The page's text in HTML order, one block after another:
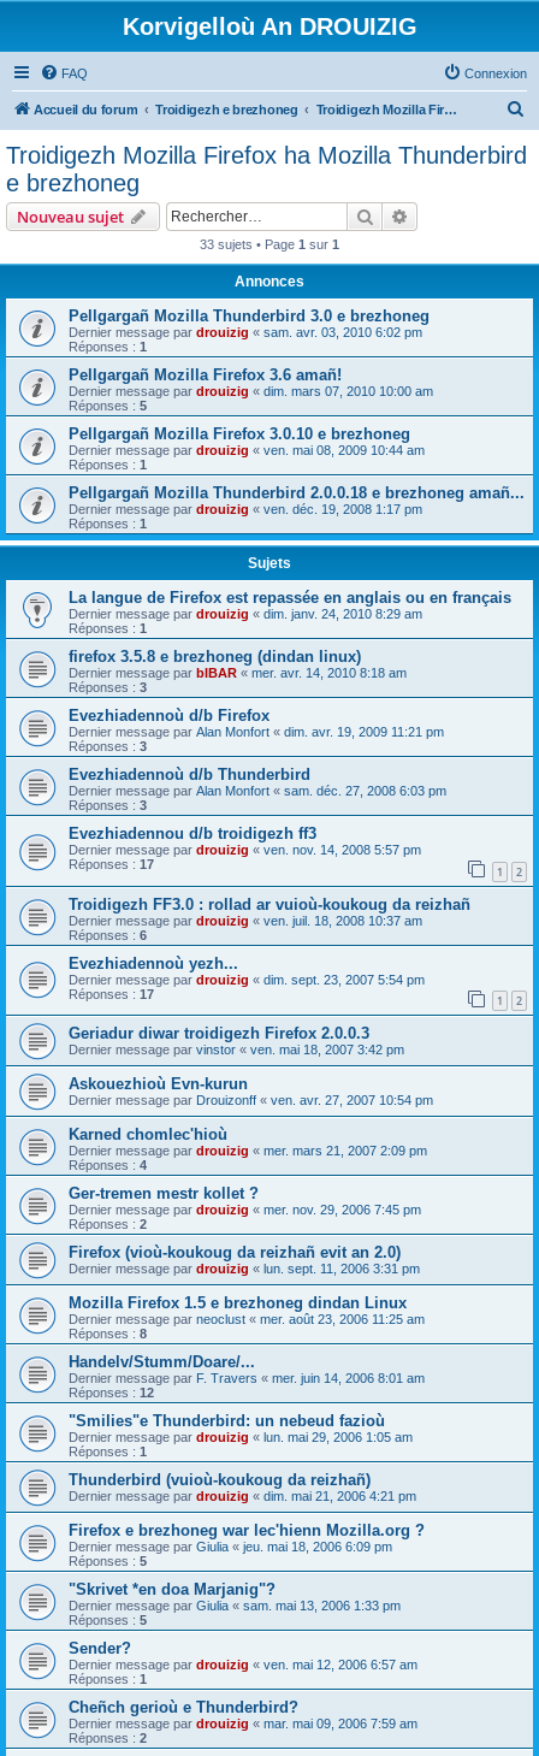
Korvigelloù An DROUIZIG
FAQ Connexion
Accueil du forum Troidigezh e brezhoneg Troidigezh Mozilla Firefox ha Mozilla Thunderbird e brezhoneg
Troidigezh Mozilla Firefox ha Mozilla Thunderbird
e brezhoneg
Nouveau sujet Rechercher
33 sujets • Page 1 sur 1
Annonces
Pellgargañ Mozilla Thunderbird 3.0 e brezhoneg
Dernier message par drouizig « sam. avr. 03, 2010 6:02 pm
Réponses : 1
Pellgargañ Mozilla Firefox 3.6 amañ!
Dernier message par drouizig « dim. mars 07, 2010 10:00 am
Réponses : 5
Pellgargañ Mozilla Firefox 3.0.10 e brezhoneg
Dernier message par drouizig « ven. mai 08, 2009 10:44 am
Réponses : 1
Pellgargañ Mozilla Thunderbird 2.0.0.18 e brezhoneg amañ...
Dernier message par drouizig « ven. déc. 19, 2008 1:17 pm
Réponses : 1
Sujets
La langue de Firefox est repassée en anglais ou en français
Dernier message par drouizig « dim. janv. 24, 2010 8:29 am
Réponses : 1
firefox 3.5.8 e brezhoneg (dindan linux)
Dernier message par bIBAR « mer. avr. 14, 2010 8:18 am
Réponses : 3
Evezhiadennoù d/b Firefox
Dernier message par Alan Monfort « dim. avr. 19, 2009 11:21 pm
Réponses : 3
Evezhiadennoù d/b Thunderbird
Dernier message par Alan Monfort « sam. déc. 27, 2008 6:03 pm
Réponses : 3
Evezhiadennou d/b troidigezh ff3
Dernier message par drouizig « ven. nov. 14, 2008 5:57 pm
Réponses : 17 1 2
Troidigezh FF3.0 : rollad ar vuioù-koukoug da reizhañ
Dernier message par drouizig « ven. juil. 18, 2008 10:37 am
Réponses : 6
Evezhiadennoù yezh...
Dernier message par drouizig « dim. sept. 23, 2007 5:54 pm
Réponses : 17 1 2
Geriadur diwar troidigezh Firefox 2.0.0.3
Dernier message par vinstor « ven. mai 18, 2007 3:42 pm
Askouezhioù Evn-kurun
Dernier message par Drouizonff « ven. avr. 27, 2007 10:54 pm
Karned chomlec'hioù
Dernier message par drouizig « mer. mars 21, 2007 2:09 pm
Réponses : 4
Ger-tremen mestr kollet ?
Dernier message par drouizig « mer. nov. 29, 2006 7:45 pm
Réponses : 2
Firefox (vioù-koukoug da reizhañ evit an 2.0)
Dernier message par drouizig « lun. sept. 11, 2006 3:31 pm
Mozilla Firefox 1.5 e brezhoneg dindan Linux
Dernier message par neoclust « mer. août 23, 2006 11:25 am
Réponses : 8
Handelv/Stumm/Doare/...
Dernier message par F. Travers « mer. juin 14, 2006 8:01 am
Réponses : 12
"Smilies"e Thunderbird: un nebeud fazioù
Dernier message par drouizig « lun. mai 29, 2006 1:05 am
Réponses : 1
Thunderbird (vuioù-koukoug da reizhañ)
Dernier message par drouizig « dim. mai 21, 2006 4:21 pm
Firefox e brezhoneg war lec'hienn Mozilla.org ?
Dernier message par Giulia « jeu. mai 18, 2006 6:09 pm
Réponses : 5
"Skrivet *en doa Marjanig"?
Dernier message par Giulia « sam. mai 13, 2006 1:33 pm
Réponses : 5
Sender?
Dernier message par drouizig « ven. mai 12, 2006 6:57 am
Réponses : 1
Cheñch gerioù e Thunderbird?
Dernier message par drouizig « mar. mai 09, 2006 7:59 am
Réponses : 2